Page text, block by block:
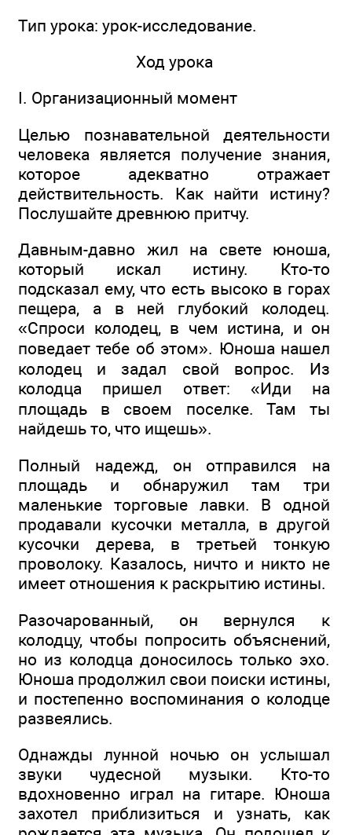
Тип урока: урок-исследование.
Ход урока
I. Организационный момент
Целью познавательной деятельности
человека является получение знания,
которое адекватно отражает
действительность. Как найти истину?
Послушайте древнюю притчу.
Давным-давно жил на свете юноша,
который искал истину. Кто-то
подсказал ему, что есть высоко в горах
пещера, а в ней глубокий колодец.
«Спроси колодец, в чем истина, и он
поведает тебе об этом». Юноша нашел
колодец и задал свой вопрос. Из
колодца пришел ответ: «Иди на
площадь в своем поселке. Там ты
найдешь то, что ищешь».
Полный надежд, он отправился на
площадь и обнаружил там три
маленькие торговые лавки. В одной
продавали кусочки металла, в другой
кусочки дерева, в третьей тонкую
проволоку. Казалось, ничто и никто не
имеет отношения к раскрытию истины.
Разочарованный, он вернулся к
колодцу, чтобы попросить объяснений,
но из колодца доносилось только эхо.
Юноша продолжил свои поиски истины,
и постепенно воспоминания о колодце
развеялись.
Однажды лунной ночью он услышал
звуки чудесной музыки. Кто-то
вдохновенно играл на гитаре. Юноша
захотел приблизиться и узнать, как